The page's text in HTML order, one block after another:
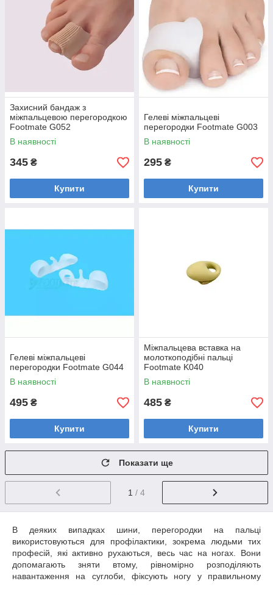
Захисний бандаж з
міжпальцевою перегородкою
Footmate G052
В наявності
345 ₴
Купити
Гелеві міжпальцеві
перегородки Footmate G003
В наявності
295 ₴
Купити
Гелеві міжпальцеві
перегородки Footmate G044
В наявності
495 ₴
Купити
Міжпальцева вставка на
молоткоподібні пальці
Footmate K040
В наявності
485 ₴
Купити
Показати ще
1 / 4
В деяких випадках шини, перегородки на пальці
використовуються для профілактики, зокрема людьми тих
професій, які активно рухаються, весь час на ногах. Вони
допомагають зняти втому, рівномірно розподіляють
навантаження на суглоби, фіксують ногу у правильному